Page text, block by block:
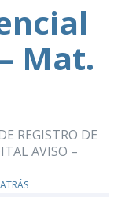
Mat.
REGISTRO DE
AVISO –